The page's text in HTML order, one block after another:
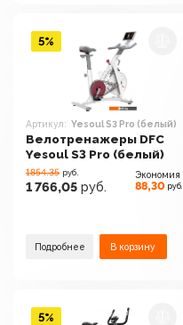
Артикул: Yesoul S3 Pro (белый)
Велотренажеры DFC
Yesoul S3 Pro (белый)
1854.35 руб.
1 766,05 руб.
Экономия
88,30 руб.
Подробнее В корзину
5%
5%